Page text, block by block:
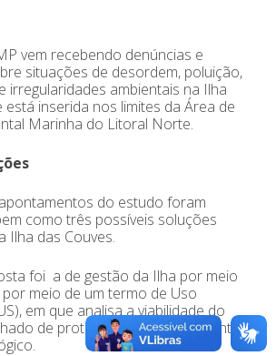
vem recebendo denúncias e
situações de desordem, poluição,
irregularidades ambientais na Ilha
está inserida nos limites da Área de
Marinha do Litoral Norte.
do estudo foram
como três possíveis soluções
Ilha das Couves.
foi a de gestão da Ilha por meio
meio de um termo de Uso
em que analisa a viabilidade do
de proteção do Meio Ambiente